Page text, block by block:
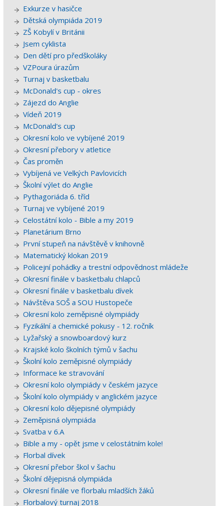
Exkurze v hasičce
Dětská olympiáda 2019
ZŠ Kobylí v Británii
Jsem cyklista
Den dětí pro předškoláky
VZPoura úrazům
Turnaj v basketbalu
McDonald's cup - okres
Zájezd do Anglie
Vídeň 2019
McDonald's cup
Okresní kolo ve vybíjené 2019
Okresní přebory v atletice
Čas proměn
Vybíjená ve Velkých Pavlovicích
Školní výlet do Anglie
Pythagoriáda 6. tříd
Turnaj ve vybíjené 2019
Celostátní kolo - Bible a my 2019
Planetárium Brno
První stupeň na návštěvě v knihovně
Matematický klokan 2019
Policejní pohádky a trestní odpovědnost mládeže
Okresní finále v basketbalu chlapců
Okresní finále v basketbalu dívek
Návštěva SOŠ a SOU Hustopeče
Okresní kolo zeměpisné olympiády
Fyzikální a chemické pokusy - 12. ročník
Lyžařský a snowboardový kurz
Krajské kolo školních týmů v šachu
Školní kolo zeměpisné olympiády
Informace ke stravování
Okresní kolo olympiády v českém jazyce
Školní kolo olympiády v anglickém jazyce
Okresní kolo dějepisné olympiády
Zeměpisná olympiáda
Svatba v 6.A
Bible a my - opět jsme v celostátním kole!
Florbal dívek
Okresní přebor škol v šachu
Školní dějepisná olympiáda
Okresní finále ve florbalu mladších žáků
Florbalový turnaj 2018